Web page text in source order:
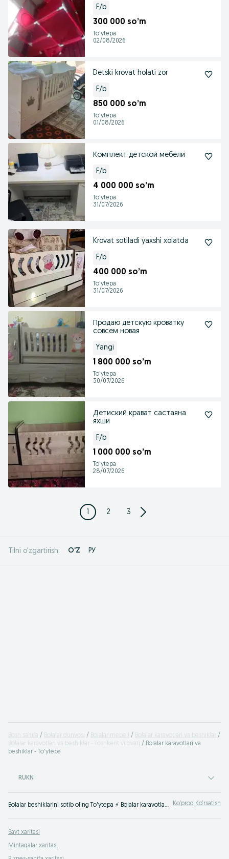
F/b
300 000 so’m
To'ytepa
02/08/2026
Detski krovat holati zor
F/b
850 000 so’m
To'ytepa
01/08/2026
Комплект детской мебели
F/b
4 000 000 so’m
To'ytepa
31/07/2026
Krovat sotiladi yaxshi xolatda
F/b
400 000 so’m
To'ytepa
31/07/2026
Продаю детскую кроватку
совсем новая
Yangi
1 800 000 so’m
To'ytepa
30/07/2026
Детиский крават састаяна
яхши
F/b
1 000 000 so’m
To'ytepa
28/07/2026
1 2 3
Tilni o'zgartirish: O'Z РУ
Bosh sahifa Bolalar dunyosi Bolalar mebeli
Bolalar karavotlari va beshiklar
Bolalar karavotlari va beshiklar - Toshkent viloyati
Bolalar karavotlari va
beshiklar - To'ytepa
RUKN
Bolalar beshiklarini sotib oling To'ytepa ⚡️ Bolalar karavotlarini eng yaxshi narxlarda soting ✌ Yangi va ishlatilgan bolalar mebellari uchun foydali narxlar OLX.uz da! Ko‘proq Ko‘rsatish
Sayt xaritasi
Mintaqalar xaritasi